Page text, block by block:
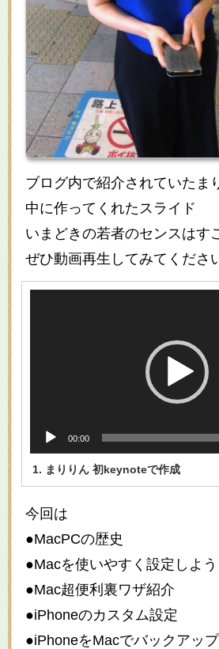
ブログ内で紹介されていたま
中に作ってくれたスライド
いまどきの若者のセンスはす
ぜひ動画再生してみてくださ
00:00
1. まりりん 初keynoteで作成
今回は
●MacPCの歴史
●Macを使いやすく設定しよう
●Mac超便利裏ワザ紹介
●iPhoneのカスタム設定
●iPhoneをMacでバックアップ